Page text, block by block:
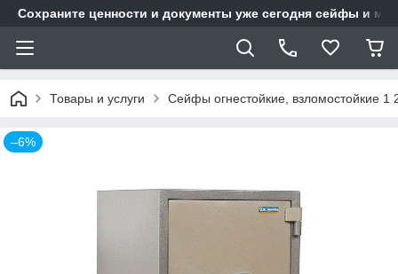
Сохраните ценности и документы уже сегодня сейфы и
Товары и услуги Сейфы огнестойкие, взломостойкие
–6%